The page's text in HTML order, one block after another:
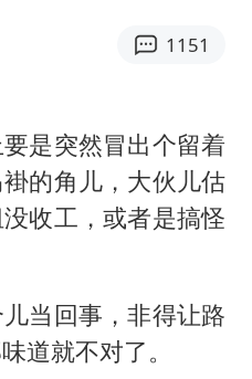
上门女婿出轨女邻居多年被判重婚罪
国足U17与阿森纳决赛取消 并列冠军
香港刷新1884年以来最高气温纪录
暑期研学游升温 在旅途中增长知识
火把节被抹成黑猫
1151
是突然冒出个留着
的角儿，大伙儿估
收工，或者是搞怪
当回事，非得让路
道就不对了。